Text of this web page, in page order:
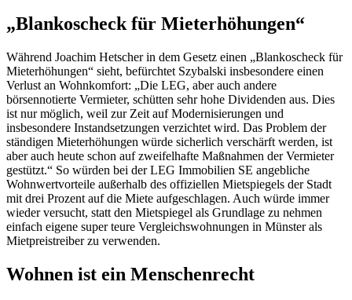
„Blankoscheck für Mieterhöhungen“
Während Joachim Hetscher in dem Gesetz einen „Blankoscheck für
Mieterhöhungen“ sieht, befürchtet Szybalski insbesondere einen
Verlust an Wohnkomfort: „Die LEG, aber auch andere
börsennotierte Vermieter, schütten sehr hohe Dividenden aus. Dies
ist nur möglich, weil zur Zeit auf Modernisierungen und
insbesondere Instandsetzungen verzichtet wird. Das Problem der
ständigen Mieterhöhungen würde sicherlich verschärft werden, ist
aber auch heute schon auf zweifelhafte Maßnahmen der Vermieter
gestützt.“ So würden bei der LEG Immobilien SE angebliche
Wohnwertvorteile außerhalb des offiziellen Mietspiegels der Stadt
mit drei Prozent auf die Miete aufgeschlagen. Auch würde immer
wieder versucht, statt den Mietspiegel als Grundlage zu nehmen
einfach eigene super teure Vergleichswohnungen in Münster als
Mietpreistreiber zu verwenden.
Wohnen ist ein Menschenrecht